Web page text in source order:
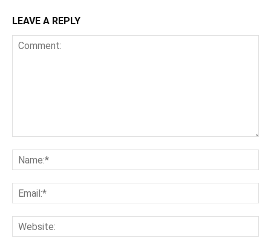
LEAVE A REPLY